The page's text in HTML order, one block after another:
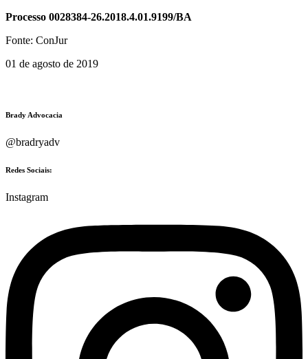
Processo 0028384-26.2018.4.01.9199/BA
Fonte: ConJur
01 de agosto de 2019
Brady Advocacia
@bradryadv
Redes Sociais:
Instagram